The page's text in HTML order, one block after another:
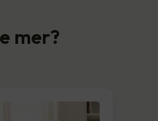
mer?